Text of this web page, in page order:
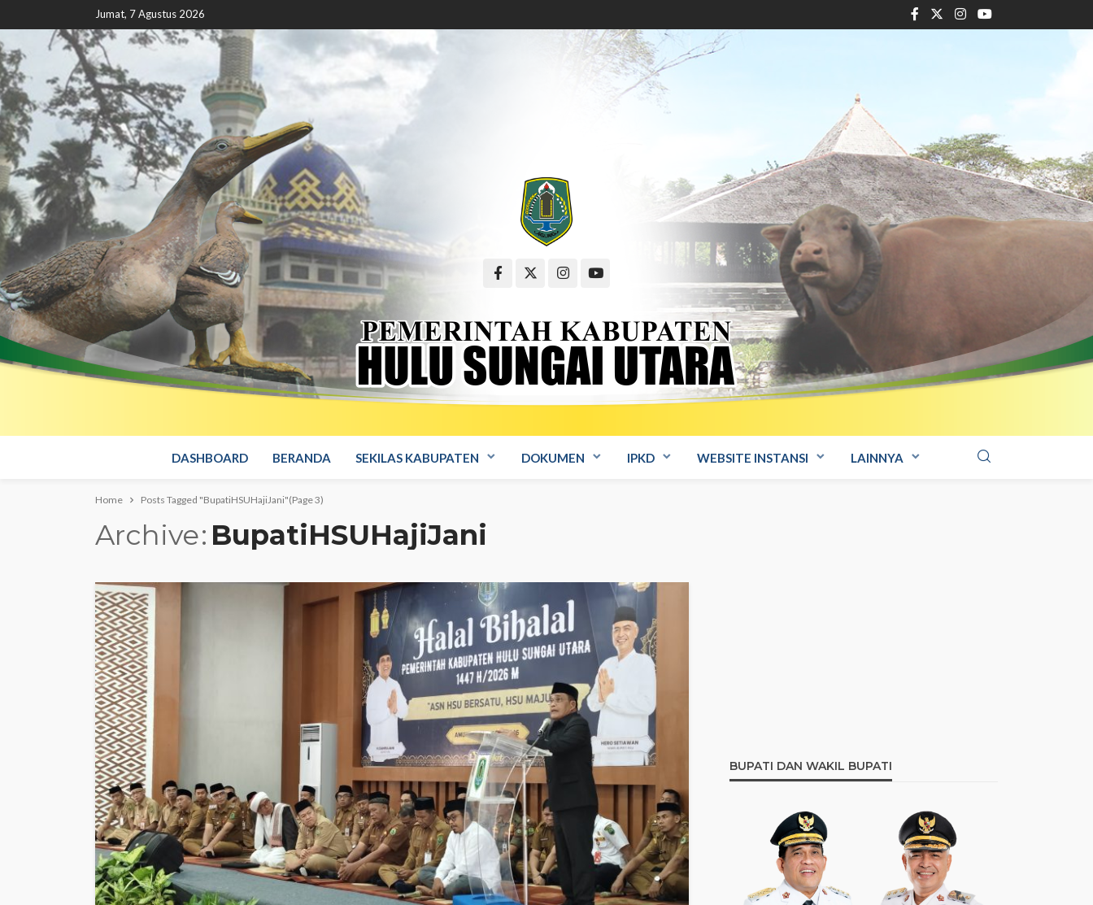
Jumat, 7 Agustus 2026
DASHBOARD BERANDA SEKILAS KABUPATEN DOKUMEN IPKD WEBSITE INSTANSI LAINNYA
Home Posts Tagged "BupatiHSUHajiJani"(Page 3)
Archive BupatiHSUHajiJani
BUPATI DAN WAKIL BUPATI